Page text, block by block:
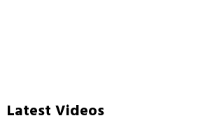
Latest Videos